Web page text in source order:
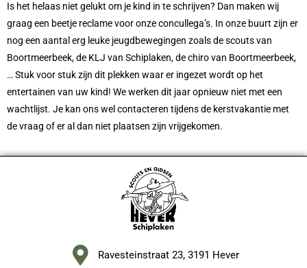
Is het helaas niet gelukt om je kind in te schrijven? Dan maken wij
graag een beetje reclame voor onze concullega’s. In onze buurt zijn er
nog een aantal erg leuke jeugdbewegingen zoals de scouts van
Boortmeerbeek, de KLJ van Schiplaken, de chiro van Boortmeerbeek,
… Stuk voor stuk zijn dit plekken waar er ingezet wordt op het
entertainen van uw kind! We werken dit jaar opnieuw niet met een
wachtlijst. Je kan ons wel contacteren tijdens de kerstvakantie met
de vraag of er al dan niet plaatsen zijn vrijgekomen.
Ravesteinstraat 23, 3191 Hever